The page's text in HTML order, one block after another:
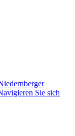
Sie sich